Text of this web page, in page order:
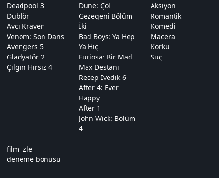
Deadpool 3
Dublör
Avcı Kraven
Venom: Son Dans
Avengers 5
Gladyatör 2
Çılgın Hırsız 4
Dune: Çöl
Gezegeni Bölüm
İki
Bad Boys: Ya Hep
Ya Hiç
Furiosa: Bir Mad
Max Destanı
Recep İvedik 6
After 4: Ever
Happy
After 1
John Wick: Bölüm
4
Aksiyon
Romantik
Komedi
Macera
Korku
Suç
film izle
deneme bonusu